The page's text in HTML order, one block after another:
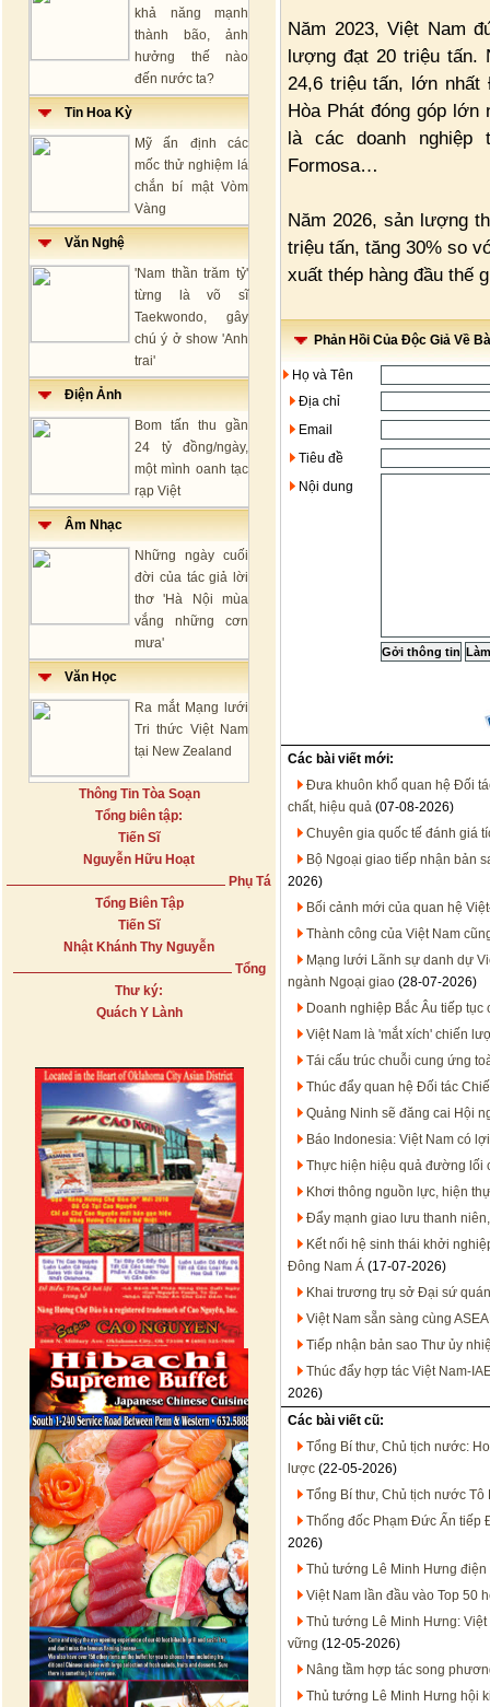
khả năng mạnh
thành bão, ảnh
hưởng thế nào
đến nước ta?
Tin Hoa Kỳ
Mỹ ấn định các
mốc thử nghiệm lá
chắn bí mật Vòm
Vàng
Văn Nghệ
'Nam thần trăm tỷ'
từng là võ sĩ
Taekwondo, gây
chú ý ở show 'Anh
trai'
Điện Ảnh
Bom tấn thu gần
24 tỷ đồng/ngày,
một mình oanh tạc
rạp Việt
Âm Nhạc
Những ngày cuối
đời của tác giả lời
thơ 'Hà Nội mùa
vắng những cơn
mưa'
Văn Học
Ra mắt Mạng lưới
Tri thức Việt Nam
tại New Zealand
Thông Tin Tòa Soạn
Tổng biên tập:
Tiến Sĩ
Nguyễn Hữu Hoạt
Phụ Tá
Tổng Biên Tập
Tiến Sĩ
Nhật Khánh Thy Nguyễn
Tổng
Thư ký:
Quách Y Lành
Năm 2023, Việt Nam
lượng đạt 20 triệu tấn.
24,6 triệu tấn, lớn nhất
Hòa Phát đóng góp
là các doanh nghiệp
Formosa…
Năm 2026, sản lượng
triệu tấn, tăng 30% so
xuất thép hàng đầu thế
Phản Hồi Của Độc Giả Về
Họ và Tên
Địa chỉ
Email
Tiêu đề
Nội dung
Các bài viết mới:
Đưa khuôn khổ quan hệ Đối
chất, hiệu quả (07-08-2026)
Chuyên gia quốc tế đánh giá
Bộ Ngoại giao tiếp nhận bản
2026)
Bối cảnh mới của quan hệ
Thành công của Việt Nam
Mạng lưới Lãnh sự danh dự
ngành Ngoại giao (28-07-2026)
Doanh nghiệp Bắc Âu tiếp
Việt Nam là 'mắt xích' chiến
Tái cấu trúc chuỗi cung ứng
Thúc đẩy quan hệ Đối tác
Quảng Ninh sẽ đăng cai Hội
Báo Indonesia: Việt Nam có
Thực hiện hiệu quả đường lối
Khơi thông nguồn lực, hiện
Đẩy mạnh giao lưu thanh
Kết nối hệ sinh thái khởi
Đông Nam Á (17-07-2026)
Khai trương trụ sở Đại sứ
Việt Nam sẵn sàng cùng
Tiếp nhận bản sao Thư ủy
Thúc đẩy hợp tác Việt Nam-
2026)
Các bài viết cũ:
Tổng Bí thư, Chủ tịch nước:
lược (22-05-2026)
Tổng Bí thư, Chủ tịch nước
Thống đốc Phạm Đức Ấn tiếp
2026)
Thủ tướng Lê Minh Hưng
Việt Nam lần đầu vào Top 50
Thủ tướng Lê Minh Hưng:
vững (12-05-2026)
Nâng tầm hợp tác song
Thủ tướng Lê Minh Hưng hội